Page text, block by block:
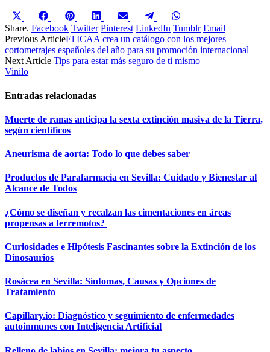
Compartir
en
X
(Twitter)
Compartir
en
Facebook
Compartir
en
Pinterest
Compartir
en
LinkedIn
Compartir
en
Email
Compartir
en
Telegram
en
WhatsApp
Share. Facebook Twitter Pinterest LinkedIn Tumblr Email
Previous ArticleEl ICAA crea un catálogo con los mejores
cortometrajes españoles del año para su promoción internacional
Next Article Tips para estar más seguro de ti mismo
Vinilo
Entradas relacionadas
Muerte de ranas anticipa la sexta extinción masiva de la Tierra,
según científicos
Aneurisma de aorta: Todo lo que debes saber
Productos de Parafarmacia en Sevilla: Cuidado y Bienestar al
Alcance de Todos
¿Cómo se diseñan y recalzan las cimentaciones en áreas
propensas a terremotos?
Curiosidades e Hipótesis Fascinantes sobre la Extinción de los
Dinosaurios
Rosácea en Sevilla: Síntomas, Causas y Opciones de
Tratamiento
Capillary.io: Diagnóstico y seguimiento de enfermedades
autoinmunes con Inteligencia Artificial